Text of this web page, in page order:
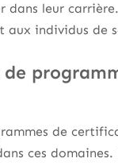
dans leur
aux individus de
de
de
ces